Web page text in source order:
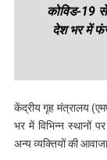
कोविड-19
देश भर में
केंद्रीय गृह मंत्रालय
भर में विभिन्न स्थानों पर
अन्य व्यक्तियों की